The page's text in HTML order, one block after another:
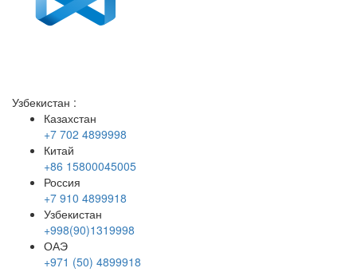
Узбекистан :
Казахстан
+7 702 4899998
Китай
+86 15800045005
Россия
+7 910 4899918
Узбекистан
+998(90)1319998
ОАЭ
+971 (50) 4899918